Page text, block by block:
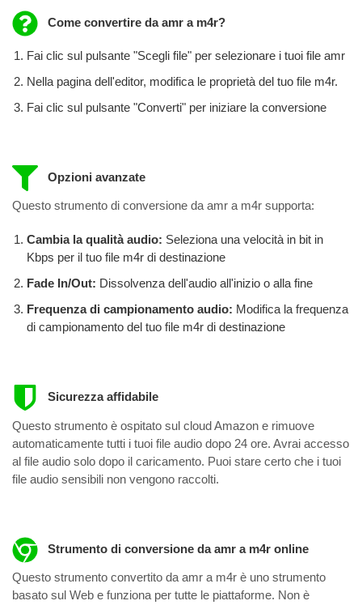
Come convertire da amr a m4r?
Fai clic sul pulsante "Scegli file" per selezionare i tuoi file amr
Nella pagina dell'editor, modifica le proprietà del tuo file m4r.
Fai clic sul pulsante "Converti" per iniziare la conversione
Opzioni avanzate
Questo strumento di conversione da amr a m4r supporta:
Cambia la qualità audio: Seleziona una velocità in bit in
Kbps per il tuo file m4r di destinazione
Fade In/Out: Dissolvenza dell'audio all'inizio o alla fine
Frequenza di campionamento audio: Modifica la frequenza
di campionamento del tuo file m4r di destinazione
Sicurezza affidabile
Questo strumento è ospitato sul cloud Amazon e rimuove
automaticamente tutti i tuoi file audio dopo 24 ore. Avrai accesso
al file audio solo dopo il caricamento. Puoi stare certo che i tuoi
file audio sensibili non vengono raccolti.
Strumento di conversione da amr a m4r online
Questo strumento convertito da amr a m4r è uno strumento
basato sul Web e funziona per tutte le piattaforme. Non è